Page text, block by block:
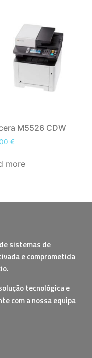
M5526 CDW
€
more
sistemas de
e comprometida
tecnológica e
com a nossa equipa